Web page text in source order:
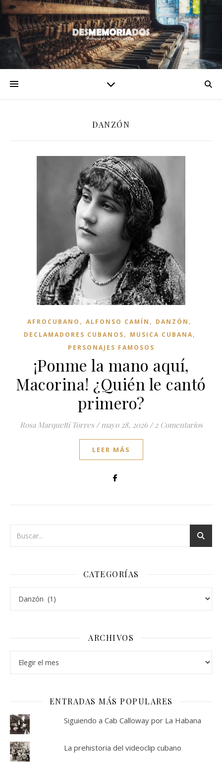
DANZÓN
AFROCUBANO , ALFONSO CAMÍN , DANZÓN ,
DECLAMADORES CUBANOS, MUSICA CUBANA,
PERSONAJES FAMOSOS
¡Ponme la mano aquí,
Macorina! ¿Quién le cantó
primero?
Rosa Marquetti Torres / mayo 28, 2026 / 2 Comentarios
LEER MÁS
CATEGORÍAS
ARCHIVOS
ENTRADAS MÁS POPULARES
Siguiendo a Cab Calloway por La Habana
La prehistoria del videoclip cubano